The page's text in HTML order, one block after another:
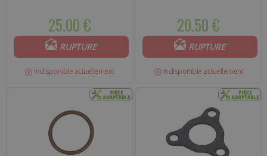
25.00 €
RUPTURE
Indisponible actuellement
20.50 €
RUPTURE
Indisponible actuellement